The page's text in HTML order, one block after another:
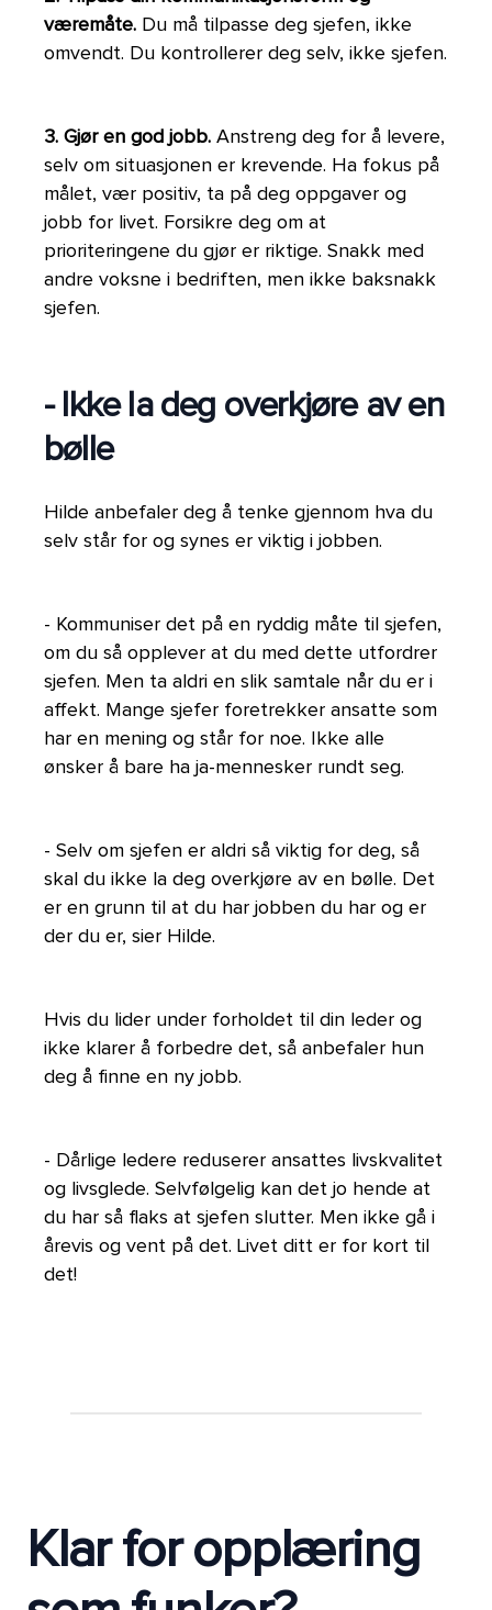
væremåte. Du må tilpasse deg sjefen, ikke
omvendt. Du kontrollerer deg selv, ikke sjefen.
3. Gjør en god jobb. Anstreng deg for å levere,
selv om situasjonen er krevende. Ha fokus på
målet, vær positiv, ta på deg oppgaver og
jobb for livet. Forsikre deg om at
prioriteringene du gjør er riktige. Snakk med
andre voksne i bedriften, men ikke baksnakk
sjefen.
- Ikke la deg overkjøre av en
bølle
Hilde anbefaler deg å tenke gjennom hva du
selv står for og synes er viktig i jobben.
- Kommuniser det på en ryddig måte til sjefen,
om du så opplever at du med dette utfordrer
sjefen. Men ta aldri en slik samtale når du er i
affekt. Mange sjefer foretrekker ansatte som
har en mening og står for noe. Ikke alle
ønsker å bare ha ja-mennesker rundt seg.
- Selv om sjefen er aldri så viktig for deg, så
skal du ikke la deg overkjøre av en bølle. Det
er en grunn til at du har jobben du har og er
der du er, sier Hilde.
Hvis du lider under forholdet til din leder og
ikke klarer å forbedre det, så anbefaler hun
deg å finne en ny jobb.
- Dårlige ledere reduserer ansattes livskvalitet
og livsglede. Selvfølgelig kan det jo hende at
du har så flaks at sjefen slutter. Men ikke gå i
årevis og vent på det. Livet ditt er for kort til
det!
Klar for opplæring